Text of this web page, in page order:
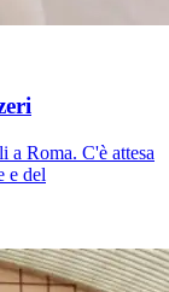
a Roma. C'è attesa
e del